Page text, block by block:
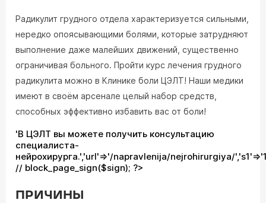
Радикулит грудного отдела характеризуется сильными,
нередко опоясывающими болями, которые затрудняют
выполнение даже малейших движений, существенно
ограничивая больного. Пройти курс лечения грудного
радикулита можно в Клинике боли ЦЭЛТ! Наши медики
имеют в своём арсенале целый набор средств,
способных эффективно избавить вас от боли!
'В ЦЭЛТ вы можете получить консультацию
специалиста-
нейрохирурга.','url'=>'/napravlenija/nejrohirurgiya/
// block_page_sign($sign); ?>
ПРИЧИНЫ